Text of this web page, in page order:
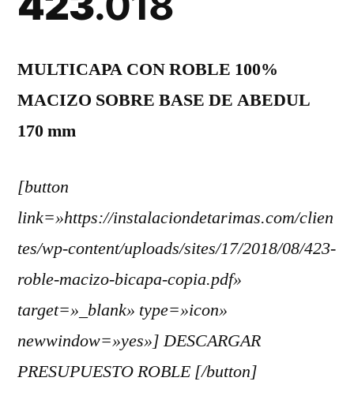
MULTICAPA CON ROBLE 100%
MACIZO SOBRE BASE DE ABEDUL
170 mm
[button
link=»https://instalaciondetarimas.com/clien
tes/wp-content/uploads/sites/17/2018/08/423-
roble-macizo-bicapa-copia.pdf»
target=»_blank» type=»icon»
newwindow=»yes»] DESCARGAR
PRESUPUESTO ROBLE [/button]